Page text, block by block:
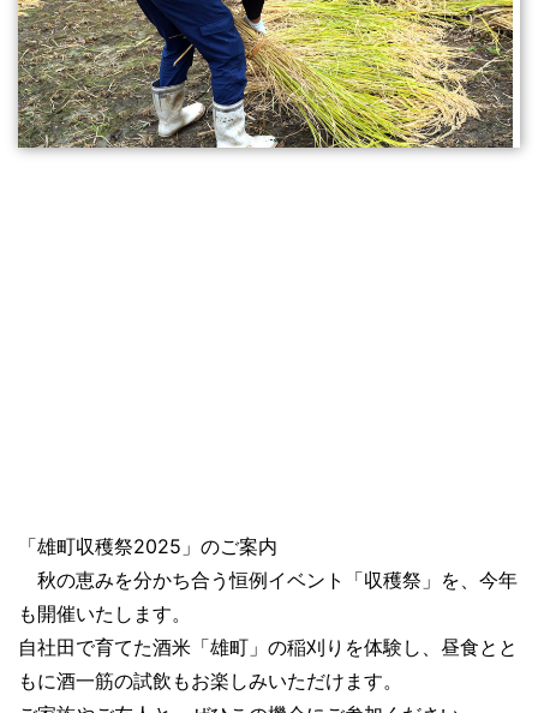
「雄町収穫祭2025」のご案内
秋の恵みを分かち合う恒例イベント「収穫祭」を、今年
も開催いたします。
自社田で育てた酒米「雄町」の稲刈りを体験し、昼食とと
もに酒一筋の試飲もお楽しみいただけます。